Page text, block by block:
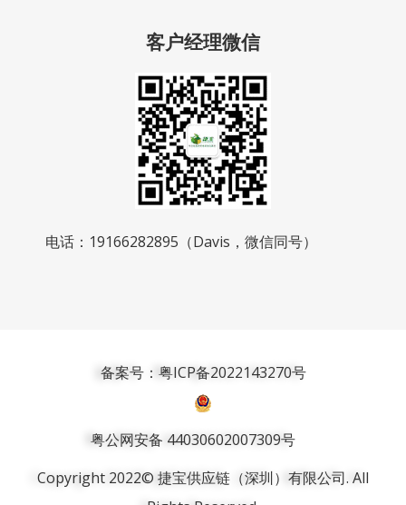
客户经理微信
电话：19166282895（Davis，微信同号）
备案号：粤ICP备2022143270号
粤公网安备 44030602007309号
Copyright 2022© 捷宝供应链（深圳）有限公司. All